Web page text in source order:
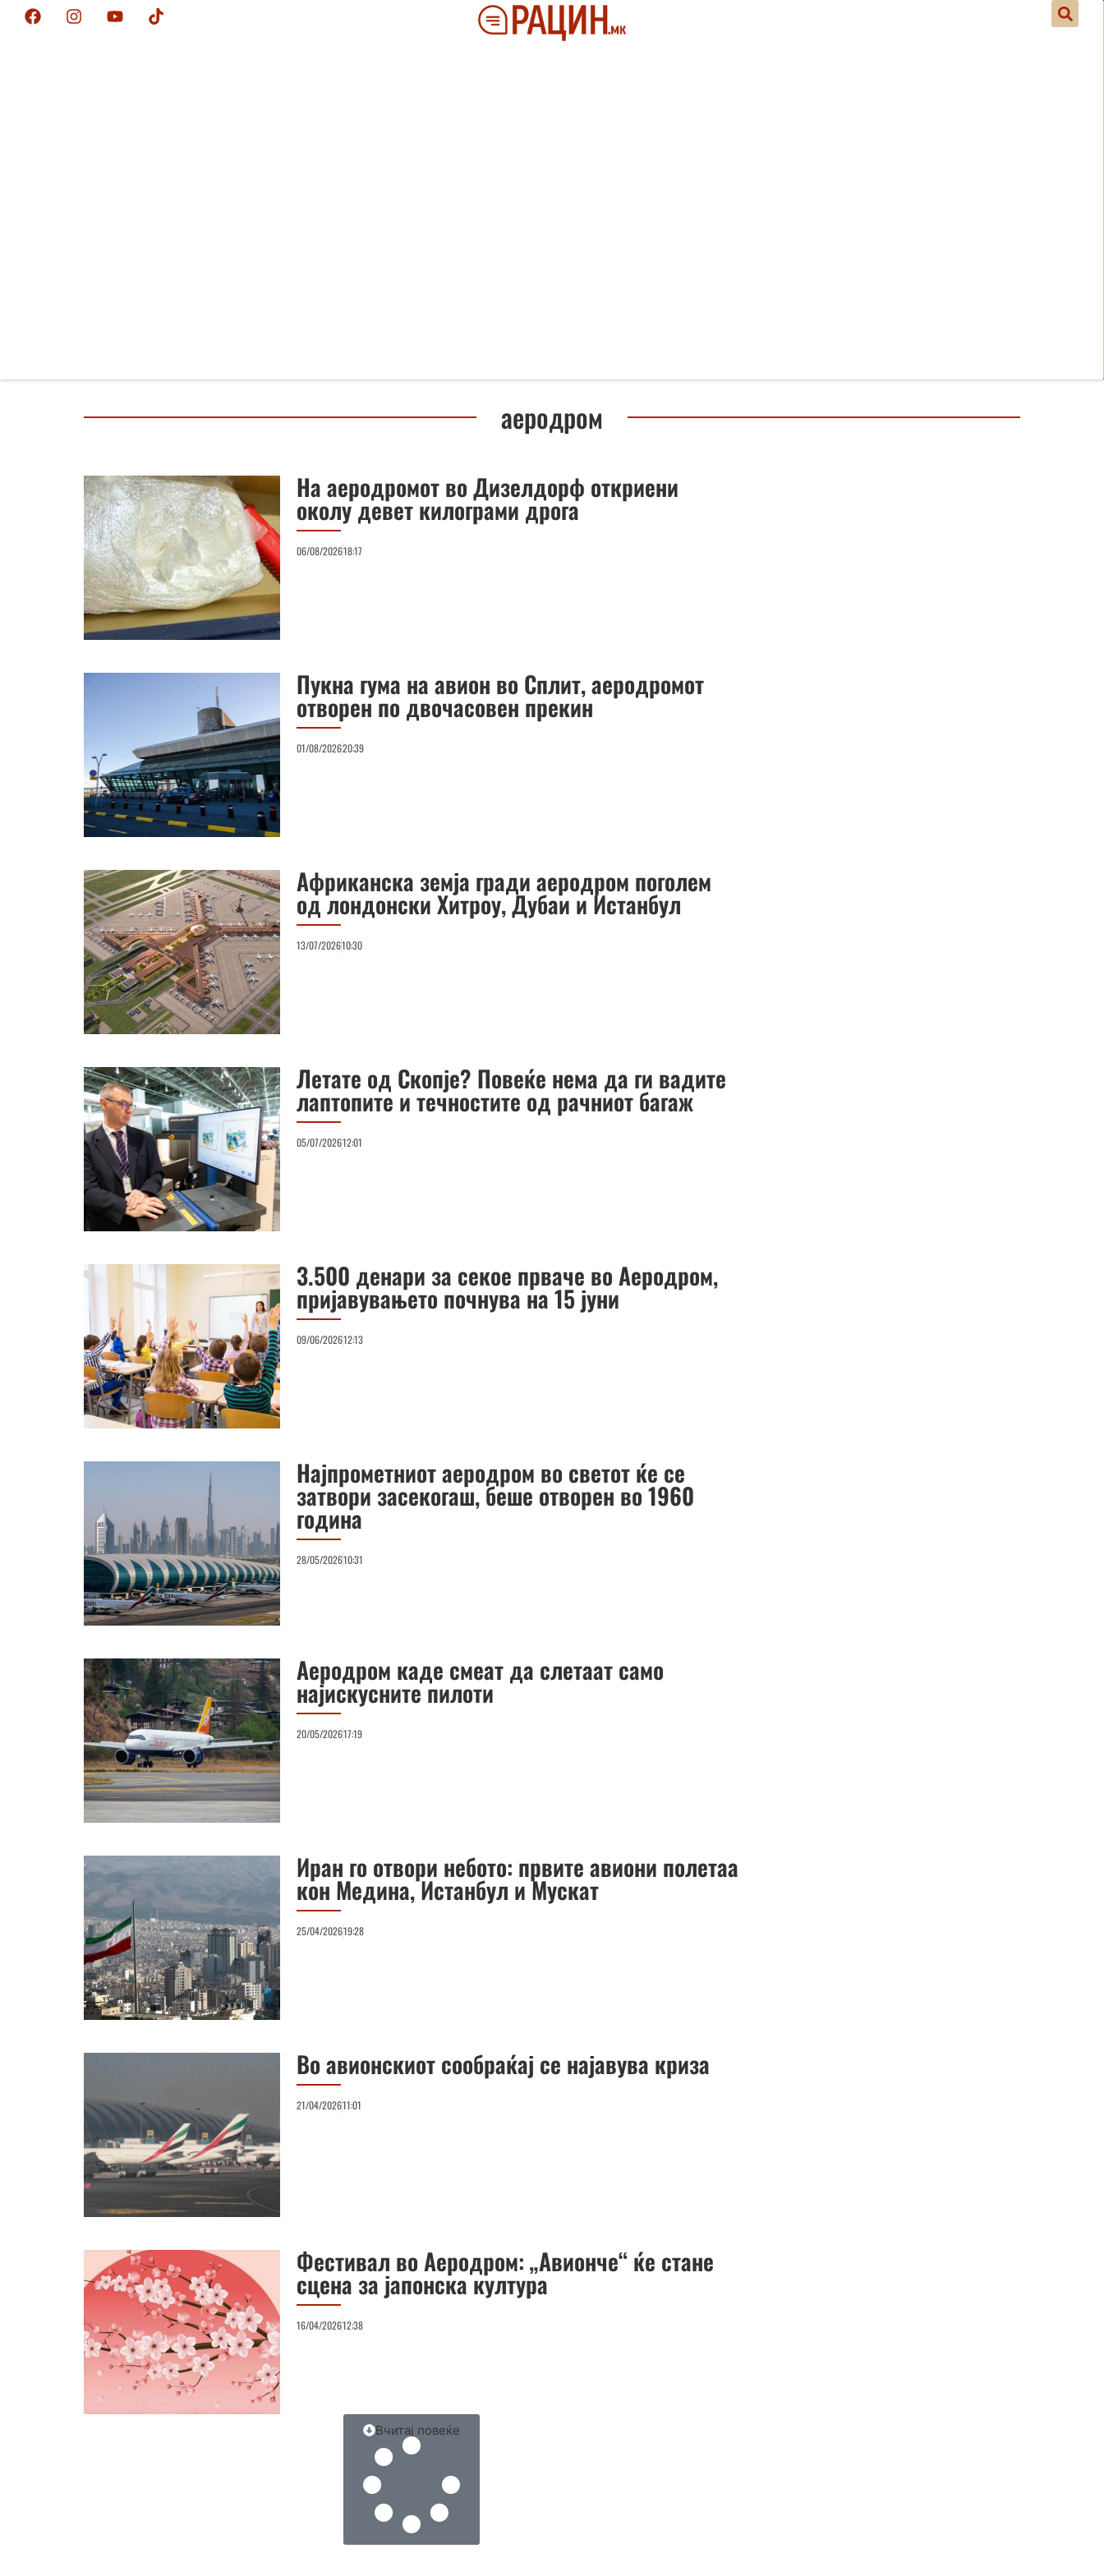
аеродром
На аеродромот во Дизелдорф откриени
околу девет килограми дрога
06/08/202618:17
Пукна гума на авион во Сплит, аеродромот
отворен по двочасовен прекин
01/08/202620:39
Африканска земја гради аеродром поголем
од лондонски Хитроу, Дубаи и Истанбул
13/07/202610:30
Летате од Скопје? Повеќе нема да ги вадите
лаптопите и течностите од рачниот багаж
05/07/202612:01
3.500 денари за секое прваче во Аеродром,
пријавувањето почнува на 15 јуни
09/06/202612:13
Најпрометниот аеродром во светот ќе се
затвори засекогаш, беше отворен во 1960
година
28/05/202610:31
Аеродром каде смеат да слетаат само
најискусните пилоти
20/05/202617:19
Иран го отвори небото: првите авиони полетаа
кон Медина, Истанбул и Мускат
25/04/202619:28
Во авионскиот сообраќај се најавува криза
21/04/202611:01
Фестивал во Аеродром: „Авионче“ ќе стане
сцена за јапонска култура
16/04/202612:38
Вчитај повеќе